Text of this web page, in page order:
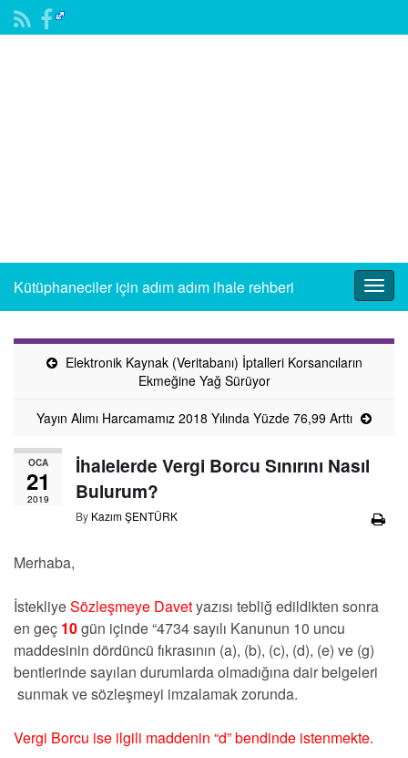
Kütüphaneciler için adım adım ihale rehberi
Elektronik Kaynak (Veritabanı) İptalleri Korsancıların
Ekmeğine Yağ Sürüyor
Yayın Alımı Harcamamız 2018 Yılında Yüzde 76,99 Arttı
OCA
21
2019
İhalelerde Vergi Borcu Sınırını Nasıl
Bulurum?
By Kazım ŞENTÜRK
Merhaba,
İstekliyeSözleşmeye Davetyazısı tebliğ edildikten sonra
en geç 10gün içinde “4734 sayılı Kanunun 10 uncu
maddesinin dördüncü fıkrasının (a), (b), (c), (d), (e) ve (g)
bentlerinde sayılan durumlarda olmadığına dair belgeleri
sunmak ve sözleşmeyi imzalamak zorunda.
Vergi Borcu ise ilgili maddenin “d” bendinde istenmekte.